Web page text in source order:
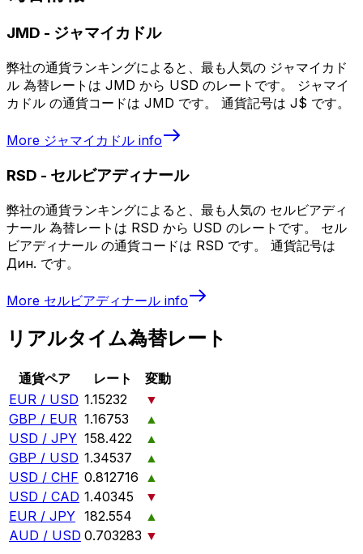
JMD - ジャマイカドル
弊社の通貨ランキングによると、最も人気の ジャマイカド
ル 為替レートは JMD から USD のレートです。 ジャマイ
カドル の通貨コードは JMD です。 通貨記号は J$ です。
More ジャマイカドル info
RSD - セルビアディナール
弊社の通貨ランキングによると、最も人気の セルビアディ
ナール 為替レートは RSD から USD のレートです。 セル
ビアディナール の通貨コードは RSD です。 通貨記号は
Дин. です。
More セルビアディナール info
リアルタイム為替レート
通貨ペア レート
変動
EUR / USD 1.15232
▼
GBP / EUR 1.16753
▲
USD / JPY 158.422
▲
GBP / USD 1.34537
▲
USD / CHF 0.812716 ▲
USD / CAD 1.40345
▼
EUR / JPY 182.554
▲
AUD / USD 0.703283 ▼